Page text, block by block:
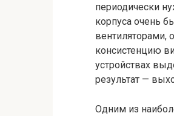
периодически
корпуса очень
вентиляторами,
консистенцию
устройствах
результат —
Одним из